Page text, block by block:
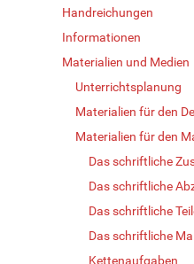
Handreichungen
Informationen
Materialien und Medien
Unterrichtsplanung
Materialien für den
Materialien für den
Das schriftliche
Das schriftliche
Das schriftliche
Das schriftliche
Kettenaufgaben